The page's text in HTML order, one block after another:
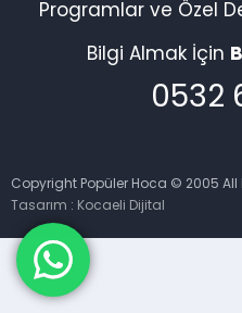
Programlar ve Özel
Bilgi Almak İçin
0532
Copyright Popüler Hoca © 2005 All
Tasarım : Kocaeli Dijital